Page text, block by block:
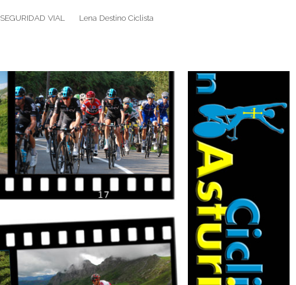
SEGURIDAD VIAL Lena Destino Ciclista